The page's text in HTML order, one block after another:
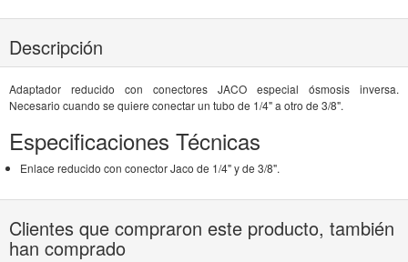
Descripción
Adaptador reducido con conectores JACO especial ósmosis inversa.
Necesario cuando se quiere conectar un tubo de 1/4" a otro de 3/8".
Especificaciones Técnicas
Enlace reducido con conector Jaco de 1/4" y de 3/8".
Clientes que compraron este producto, también
han comprado